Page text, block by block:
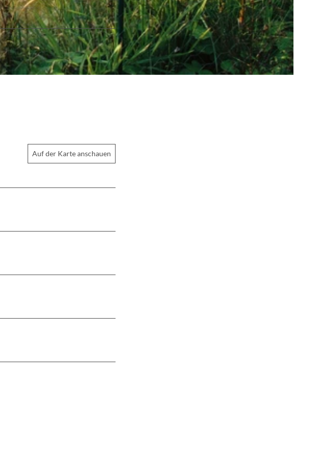
Auf der Karte anschauen